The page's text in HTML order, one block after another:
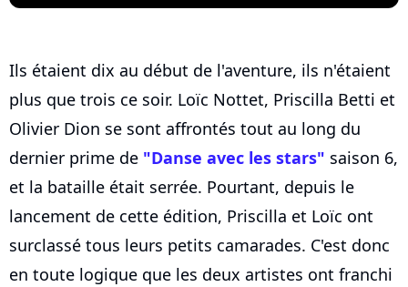
Ils étaient dix au début de l'aventure, ils n'étaient
plus que trois ce soir. Loïc Nottet, Priscilla Betti et
Olivier Dion se sont affrontés tout au long du
dernier prime de "Danse avec les stars" saison 6,
et la bataille était serrée. Pourtant, depuis le
lancement de cette édition, Priscilla et Loïc ont
surclassé tous leurs petits camarades. C'est donc
en toute logique que les deux artistes ont franchi